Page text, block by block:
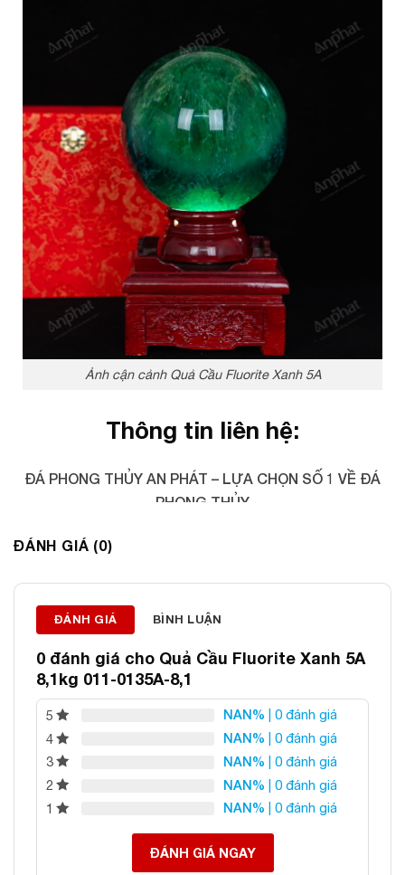
Ảnh cận cảnh Quả Cầu Fluorite Xanh 5A
Thông tin liên hệ:
ĐÁ PHONG THỦY AN PHÁT – LỰA CHỌN SỐ 1 VỀ ĐÁ
PHONG THỦY
ĐÁNH GIÁ (0)
ĐÁNH GIÁ BÌNH LUẬN
0 đánh giá cho Quả Cầu Fluorite Xanh 5A
8,1kg 011-0135A-8,1
5 NAN% | 0 đánh giá
4
NAN% | 0 đánh giá
3
NAN% | 0 đánh giá
2
NAN% | 0 đánh giá
1
NAN% | 0 đánh giá
ĐÁNH GIÁ NGAY